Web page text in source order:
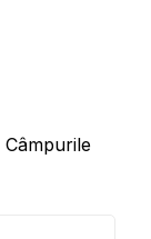
Câmpurile